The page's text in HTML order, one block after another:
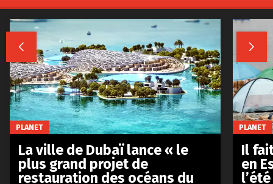
 
PLANET
La ville de Dubaï lance « le
plus grand projet de
restauration des océans du
PLANET
Il
en